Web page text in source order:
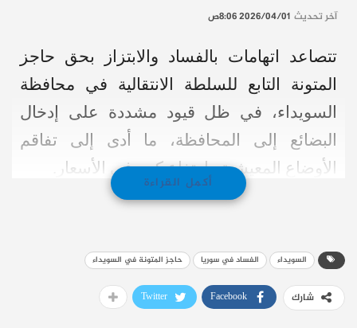
آخر تحديث 2026/04/01 8:06ص
تتصاعد اتهامات بالفساد والابتزاز بحق حاجز
المتونة التابع للسلطة الانتقالية في محافظة
السويداء، في ظل قيود مشددة على إدخال
البضائع إلى المحافظة، ما أدى إلى تفاقم
الأوضاع المعيشية وارتفاع كبير في الأسعار.
وتتقاطع هذه التطورات مع الحصار المفروض
اتهامات مباشرة من غرفة الصناعة والتجارة
اتهمت غرفة الصناعة والتجارة في السويداء
أكمل القراءة
السويداء الفساد في سوريا حاجز المتونة في السويداء
شارك Facebook
Twitter